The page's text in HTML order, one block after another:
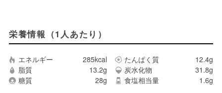
栄養情報（1人あたり）
エネルギー 285kcal たんぱく質
12.4g
脂質
13.2g 炭水化物
31.8g
糖質
28g 食塩相当量 1.6g